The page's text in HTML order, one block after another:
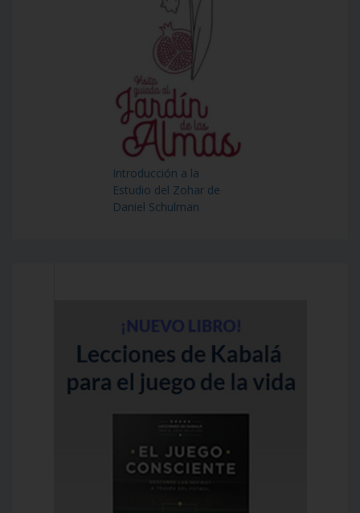
Introducción a la
Estudio del Zohar de
Daniel Schulman